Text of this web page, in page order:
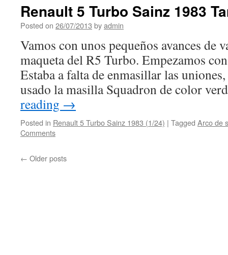
Renault 5 Turbo Sainz 1983
Posted on 26/07/2013 byadmin
Vamos con unos pequeños avances de
maqueta del R5 Turbo. Empezamos
Estaba a falta de enmasillar las
usado la masilla Squadron de color
reading →
Posted in Renault 5 Turbo Sainz 1983 (1/24) | Tagged Arco de
Comments
← Older posts